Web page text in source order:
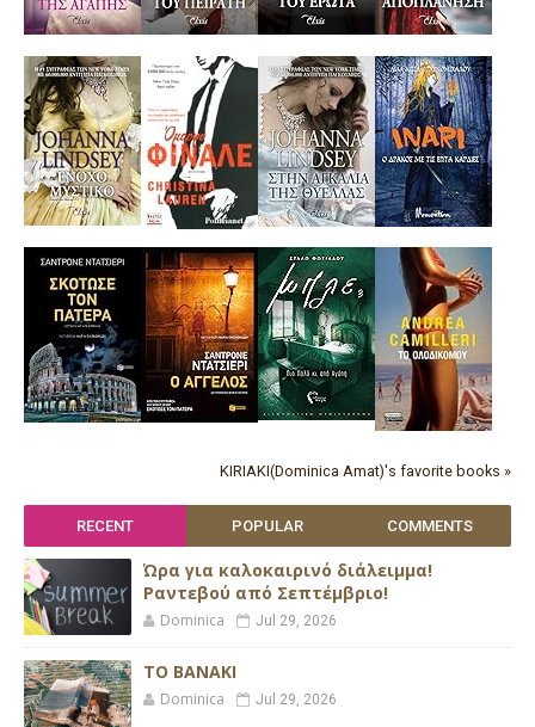
KIRIAKI(Dominica Amat)'s favorite books »
RECENT POPULAR COMMENTS
Ώρα για καλοκαιρινό διάλειμμα!
Ραντεβού από Σεπτέμβριο!
Dominica Jul 29, 2026
ΤΟ ΒΑΝΑΚΙ
Dominica Jul 29, 2026